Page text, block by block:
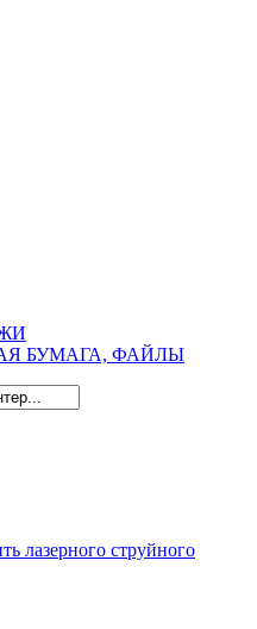
БУМАГА, ФАЙЛЫ